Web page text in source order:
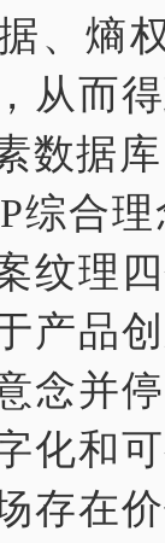
、熵
从而
数据
综合
纹理
产品
念并
化和
存在